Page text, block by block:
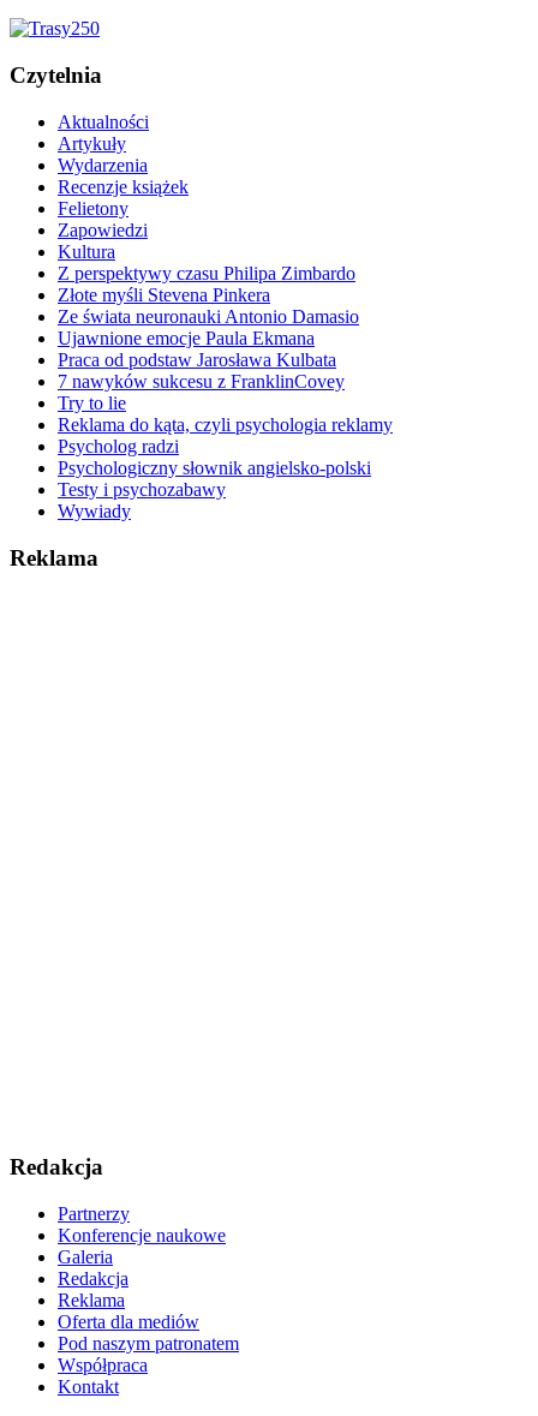
Czytelnia
Aktualności
Artykuły
Wydarzenia
Recenzje książek
Felietony
Zapowiedzi
Kultura
Z perspektywy czasu Philipa Zimbardo
Złote myśli Stevena Pinkera
Ze świata neuronauki Antonio Damasio
Ujawnione emocje Paula Ekmana
Praca od podstaw Jarosława Kulbata
7 nawyków sukcesu z FranklinCovey
Try to lie
Reklama do kąta, czyli psychologia reklamy
Psycholog radzi
Psychologiczny słownik angielsko-polski
Testy i psychozabawy
Wywiady
Reklama
Redakcja
Partnerzy
Konferencje naukowe
Galeria
Redakcja
Reklama
Oferta dla mediów
Pod naszym patronatem
Współpraca
Kontakt